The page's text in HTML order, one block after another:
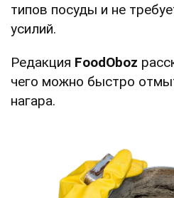
типов посуды и не
усилий.
Редакция FoodOboz
чего можно быстро
нагара.